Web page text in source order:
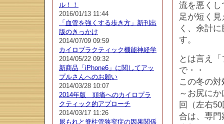
流を悪くし
足が短く
く、余計
す。
とは言え
で・・
この冬の
～お尻に
回（左右
合は、専門
ル！！
2016/01/13 11:44
「血管を強くする歩き方」新刊出
版のきっかけ
2014/07/09 09:59
カイロプラクティック機能神経学
2014/05/22 09:32
新商品「iPhone6」に関してアッ
プルさんへのお願い
2014/03/28 10:07
2014年版 頭痛へのカイロプラ
クティック的アプローチ
2014/03/17 11:26
尿もれと脊柱管狭窄症の因果関係